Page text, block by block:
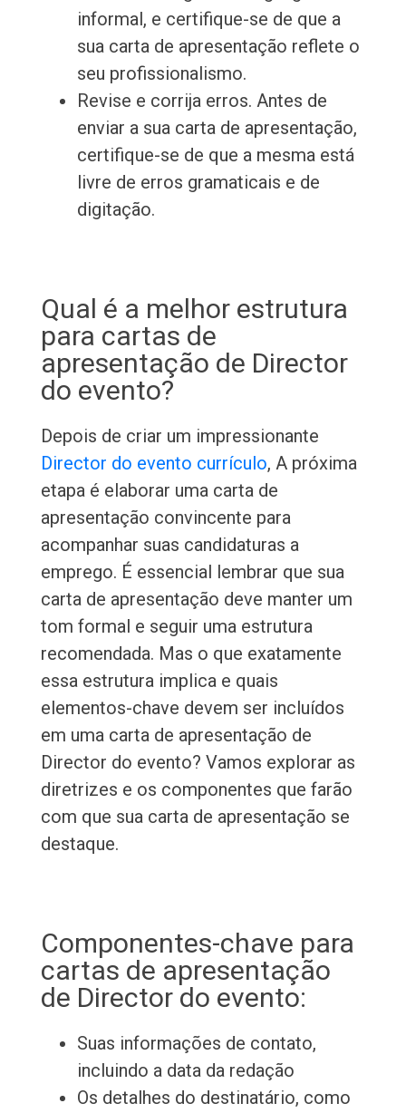
informal, e certifique-se de que a
sua carta de apresentação reflete o
seu profissionalismo.
Revise e corrija erros. Antes de
enviar a sua carta de apresentação,
certifique-se de que a mesma está
livre de erros gramaticais e de
digitação.
Qual é a melhor estrutura
para cartas de
apresentação de Director
do evento?
Depois de criar um impressionante
Director do evento currículo, A próxima
etapa é elaborar uma carta de
apresentação convincente para
acompanhar suas candidaturas a
emprego. É essencial lembrar que sua
carta de apresentação deve manter um
tom formal e seguir uma estrutura
recomendada. Mas o que exatamente
essa estrutura implica e quais
elementos-chave devem ser incluídos
em uma carta de apresentação de
Director do evento? Vamos explorar as
diretrizes e os componentes que farão
com que sua carta de apresentação se
destaque.
Componentes-chave para
cartas de apresentação
de Director do evento:
Suas informações de contato,
incluindo a data da redação
Os detalhes do destinatário, como